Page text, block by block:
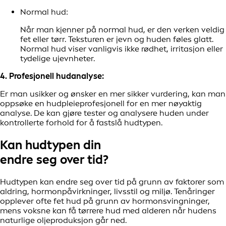
Normal hud:
Når man kjenner på normal hud, er den verken veldig
fet eller tørr. Teksturen er jevn og huden føles glatt.
Normal hud viser vanligvis ikke rødhet, irritasjon eller
tydelige ujevnheter.
4. Profesjonell hudanalyse:
Er man usikker og ønsker en mer sikker vurdering, kan man
oppsøke en hudpleieprofesjonell for en mer nøyaktig
analyse. De kan gjøre tester og analysere huden under
kontrollerte forhold for å fastslå hudtypen.
Kan hudtypen din
endre seg over tid?
Hudtypen kan endre seg over tid på grunn av faktorer som
aldring, hormonpåvirkninger, livsstil og miljø. Tenåringer
opplever ofte fet hud på grunn av hormonsvingninger,
mens voksne kan få tørrere hud med alderen når hudens
naturlige oljeproduksjon går ned.